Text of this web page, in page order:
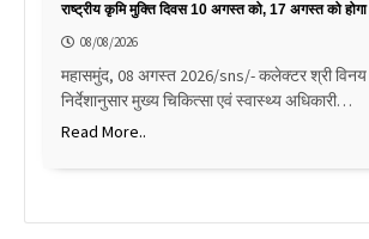
राष्ट्रीय कृमि मुक्ति दिवस 10 अगस्त को, 17 अगस्त को
08/08/2026
महासमुंद, 08 अगस्त 2026/sns/- कलेक्टर श्री
निर्देशानुसार मुख्य चिकित्सा एवं स्वास्थ्य अधिकारी…
Read More..